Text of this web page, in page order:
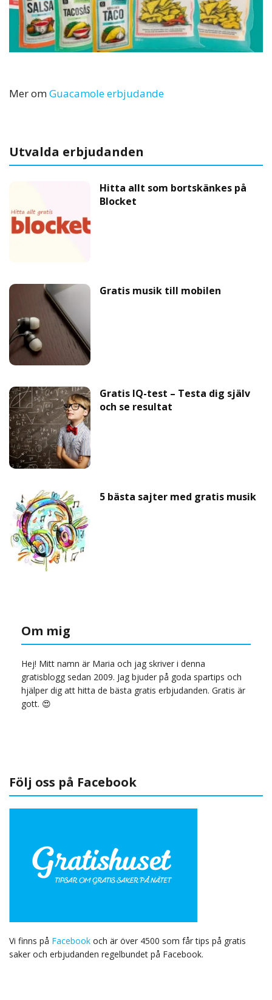
Mer omGuacamole erbjudande
Utvalda erbjudanden
Hitta allt som bortskänkes på
Blocket
Gratis musik till mobilen
Gratis IQ-test – Testa dig själv
och se resultat
5 bästa sajter med gratis musik
Om mig
Hej! Mitt namn är Maria och jag skriver i denna
gratisblogg sedan 2009. Jag bjuder på goda spartips och
hjälper dig att hitta de bästa gratis erbjudanden. Gratis är
gott. 😍
Följ oss på Facebook
Vi finns på Facebook och är över 4500 som får tips på gratis
saker och erbjudanden regelbundet på Facebook.